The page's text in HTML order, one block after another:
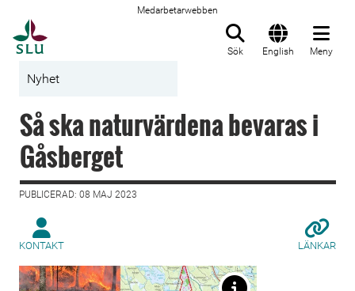
Medarbetarwebben
Sök English Meny
Nyhet
Så ska naturvärdena bevaras i
Gåsberget
PUBLICERAD: 08 MAJ 2023
KONTAKT LÄNKAR